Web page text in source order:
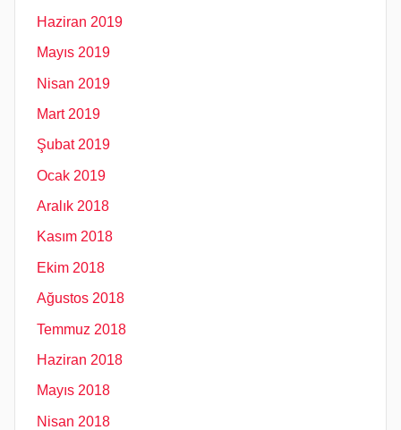
Haziran 2019
Mayıs 2019
Nisan 2019
Mart 2019
Şubat 2019
Ocak 2019
Aralık 2018
Kasım 2018
Ekim 2018
Ağustos 2018
Temmuz 2018
Haziran 2018
Mayıs 2018
Nisan 2018